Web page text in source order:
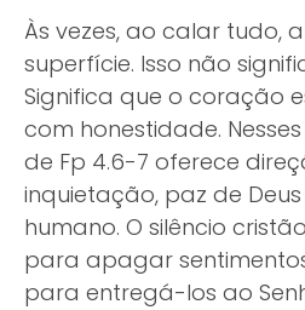
Às vezes, ao calar tudo,
superfície. Isso não
Significa que o coração
com honestidade.
de Fp 4.6-7 oferece
inquietação, paz de
humano. O silêncio
para apagar
para entregá-los ao